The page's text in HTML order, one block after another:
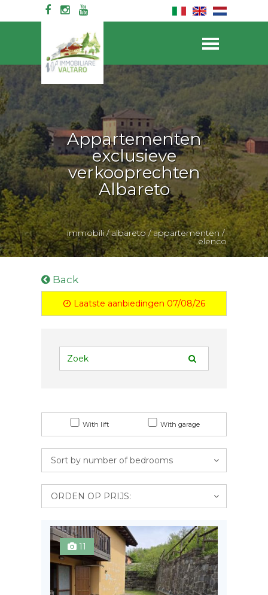
Appartementen
exclusieve
verkooprechten
Albareto
immobili/albareto/appartementen /
elenco
Back
Laatste aanbiedingen 07/08/26
With lift With garage
Sort by number of bedrooms
ORDEN OP PRIJS:
11